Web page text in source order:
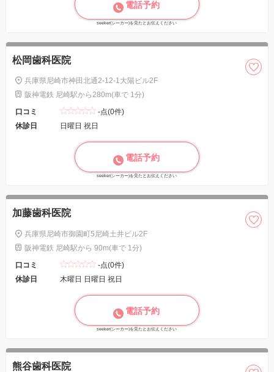
電話予約
seeker(シーカー)を見たとお伝えください
松岡歯科医院
兵庫県尼崎市神田北通2-12-1大陽ビル2F
阪神電鉄 尼崎駅から280m(車で 1分)
口コミ
-点(0件)
休診日
日曜日 祝日
電話予約
seeker(シーカー)を見たとお伝えください
加藤歯科医院
兵庫県尼崎市御園町5尼崎土井ビル2F
阪神電鉄 尼崎駅から 90m(車で 1分)
口コミ
-点(0件)
休診日
木曜日 日曜日 祝日
電話予約
seeker(シーカー)を見たとお伝えください
熊谷歯科医院